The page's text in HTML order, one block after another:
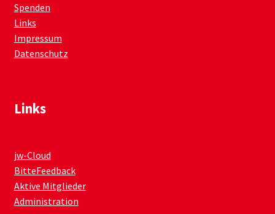
Spenden
Links
Impressum
Datenschutz
Links
jw-Cloud
BitteFeedback
Aktive Mitglieder
Administration